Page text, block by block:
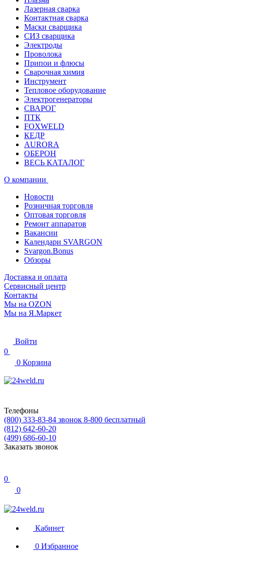
Лазерная сварка
Контактная сварка
Маски сварщика
СИЗ сварщика
Электроды
Проволока
Припои и флюсы
Сварочная химия
Инструмент
Тепловое оборудование
Электрогенераторы
СВАРОГ
ПТК
FOXWELD
КЕДР
AURORA
ОБЕРОН
ВЕСЬ КАТАЛОГ
О компании
Новости
Розничная торговля
Оптовая торговля
Ремонт аппаратов
Вакансии
Календари SVARGON
Svargon.Bonus
Обзоры
Доставка и оплата
Сервисный центр
Контакты
Мы на OZON
Мы на Я.Маркет
Войти
0
0 Корзина
Телефоны
(800) 333-83-84 звонок 8-800 бесплатный
(812) 642-60-20
(499) 686-60-10
Заказать звонок
0
0
Кабинет
0 Избранное